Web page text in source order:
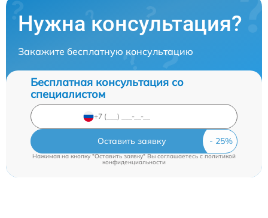
Нужна консультация?
Закажите бесплатную консультацию
Бесплатная консультация со
специалистом
Оставить заявку
Нажимая на кнопку "Оставить заявку" Вы соглашаетесь cполитикой
конфиденциальности